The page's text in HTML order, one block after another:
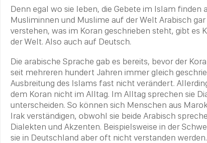
Denn egal wo sie leben, die Gebete im Islam finden
Musliminnen und Muslime auf der Welt Arabisch
verstehen, was im Koran geschrieben steht, gibt es
der Welt. Also auch auf Deutsch.
Die arabische Sprache gab es bereits, bevor der
seit mehreren hundert Jahren immer gleich
Ausbreitung des Islams fast nicht verändert.
dem Koran nicht im Alltag. Im Alltag sprechen sie
unterscheiden. So können sich Menschen aus
Irak verständigen, obwohl sie beide Arabisch
Dialekten und Akzenten. Beispielsweise in der
sie in Deutschland aber oft nicht verstanden werden.